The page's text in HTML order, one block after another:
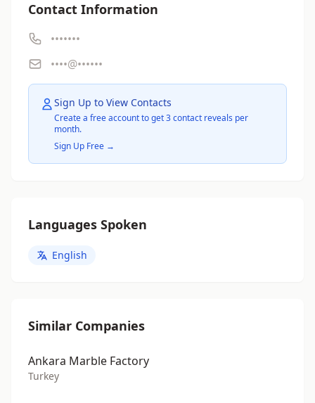
Contact Information
•••••••
••••@••••••
Sign Up to View Contacts
Create a free account to get 3 contact reveals per
month.
Sign Up Free →
Languages Spoken
English
Similar Companies
Ankara Marble Factory
Turkey